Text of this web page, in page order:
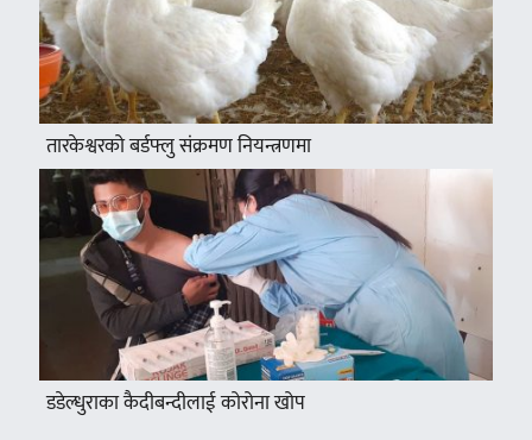
तारकेश्वरको बर्डफ्लु संक्रमण नियन्त्रणमा
डडेल्धुराका कैदीबन्दीलाई कोरोना खोप